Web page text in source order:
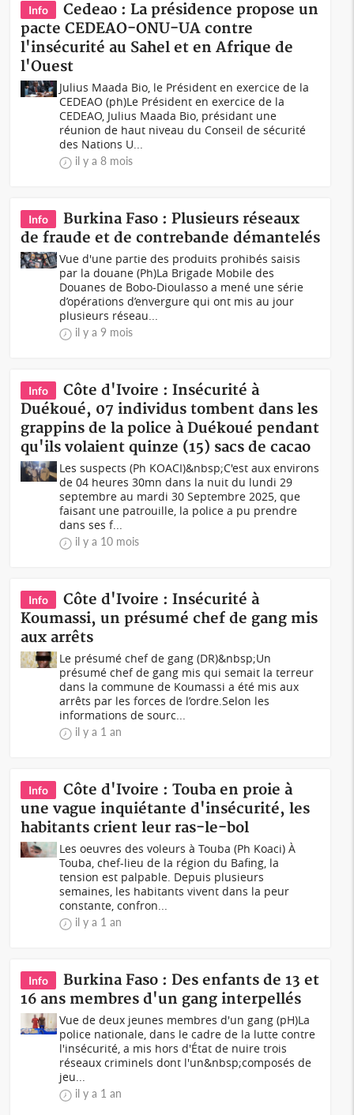
Info
Cedeao : La présidence propose un
pacte CEDEAO-ONU-UA contre
l'insécurité au Sahel et en Afrique de
l'Ouest
Julius Maada Bio, le Président en exercice de la
CEDEAO (ph)Le Président en exercice de la
CEDEAO, Julius Maada Bio, présidant une
réunion de haut niveau du Conseil de sécurité
des Nations U...
il y a 8 mois
Info
Burkina Faso : Plusieurs réseaux
de fraude et de contrebande démantelés
Vue d'une partie des produits prohibés saisis
par la douane (Ph)La Brigade Mobile des
Douanes de Bobo-Dioulasso a mené une série
d’opérations d’envergure qui ont mis au jour
plusieurs réseau...
il y a 9 mois
Info
Côte d'Ivoire : Insécurité à
Duékoué, 07 individus tombent dans les
grappins de la police à Duékoué pendant
qu'ils volaient quinze (15) sacs de cacao
Les suspects (Ph KOACI)&nbsp;C'est aux environs
de 04 heures 30mn dans la nuit du lundi 29
septembre au mardi 30 Septembre 2025, que
faisant une patrouille, la police a pu prendre
dans ses f...
il y a 10 mois
Info
Côte d'Ivoire : Insécurité à
Koumassi, un présumé chef de gang mis
aux arrêts
Le présumé chef de gang (DR)&nbsp;Un
présumé chef de gang mis qui semait la terreur
dans la commune de Koumassi a été mis aux
arrêts par les forces de l’ordre.Selon les
informations de sourc...
il y a 1 an
Info
Côte d'Ivoire : Touba en proie à
une vague inquiétante d'insécurité, les
habitants crient leur ras-le-bol
Les oeuvres des voleurs à Touba (Ph Koaci) À
Touba, chef-lieu de la région du Bafing, la
tension est palpable. Depuis plusieurs
semaines, les habitants vivent dans la peur
constante, confron...
il y a 1 an
Info
Burkina Faso : Des enfants de 13 et
16 ans membres d'un gang interpellés
Vue de deux jeunes membres d'un gang (pH)La
police nationale, dans le cadre de la lutte contre
l'insécurité, a mis hors d'État de nuire trois
réseaux criminels dont l'un&nbsp;composés de
jeu...
il y a 1 an